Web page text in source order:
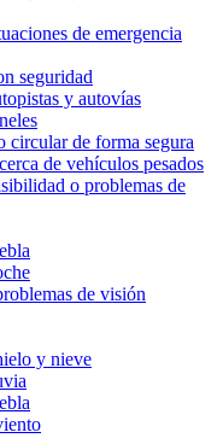
de emergencia
seguridad
y autovías
circular de forma segura
de vehículos pesados
o problemas de
de visión
y nieve